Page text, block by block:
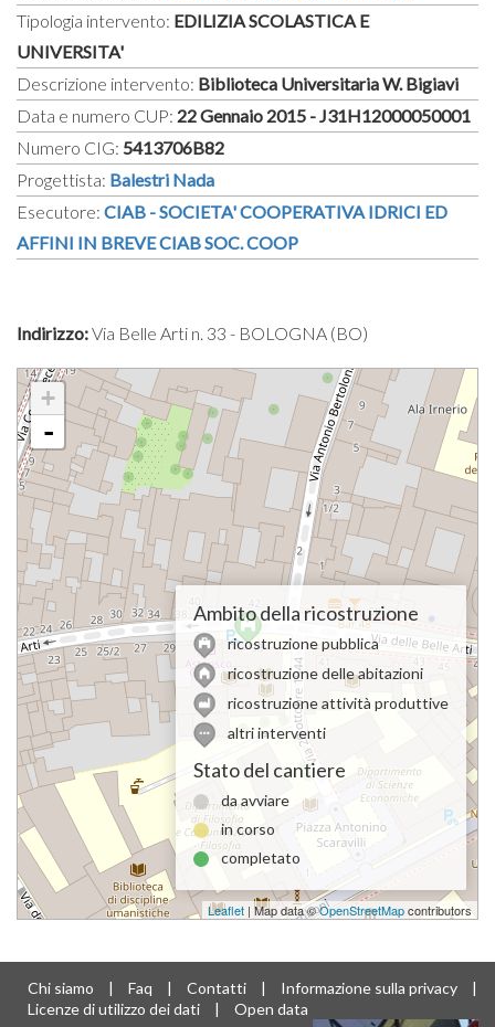
Tipologia intervento: EDILIZIA SCOLASTICA E
UNIVERSITA'
Descrizione intervento: Biblioteca Universitaria W. Bigiavi
Data e numero CUP: 22 Gennaio 2015 - J31H12000050001
Numero CIG: 5413706B82
Progettista: Balestri Nada
Esecutore: CIAB - SOCIETA' COOPERATIVA IDRICI ED
AFFINI IN BREVE CIAB SOC. COOP
Indirizzo:Via Belle Arti n. 33 - BOLOGNA (BO)
+
-
Ambito della ricostruzione
ricostruzione pubblica
ricostruzione delle abitazioni
ricostruzione attività produttive
altri interventi
Stato del cantiere
da avviare
in corso
completato
Leaflet | Map data ©OpenStreetMapcontributors
Chi siamo | Faq | Contatti | Informazione sulla privacy
|
Licenze di utilizzo dei dati
| Open data